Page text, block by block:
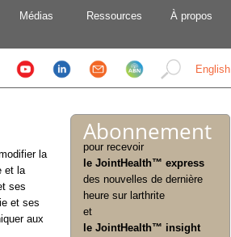
Médias Ressources À propos
English
la
et la
ses
et ses
aux
Abonnement
pour recevoir
le JointHealth™ express
des nouvelles de dernière
heure sur larthrite
et
le JointHealth™ insight